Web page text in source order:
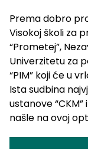
Prema dobro
Visokoj školi za
“Prometej”,
Univerzitetu za
“PIM” koji će u
Ista sudbina
ustanove
našle na ovoj